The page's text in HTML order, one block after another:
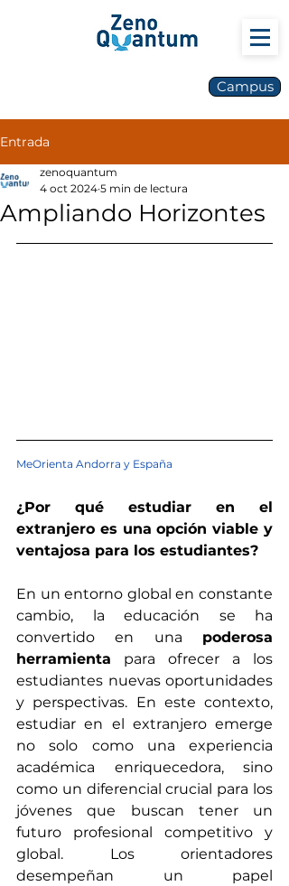
Campus
Entrada
Ampliando Horizontes
zenoquantum
4 oct 2024 5 min de lectura
MeOrienta Andorra y España
¿Por qué estudiar en el
extranjero es una opción viable y
ventajosa para los estudiantes?
En un entorno global en constante
cambio, la educación se ha
convertido en una poderosa
herramienta para ofrecer a los
estudiantes nuevas oportunidades
y perspectivas. En este contexto,
estudiar en el extranjero emerge
no solo como una experiencia
académica enriquecedora, sino
como un diferencial crucial para los
jóvenes que buscan tener un
futuro profesional competitivo y
global. Los orientadores
desempeñan un papel